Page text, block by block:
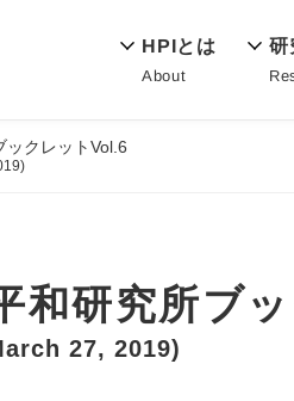
HPIとは
About
研
ックレットVol.6
和研究所ブ
27, 2019)